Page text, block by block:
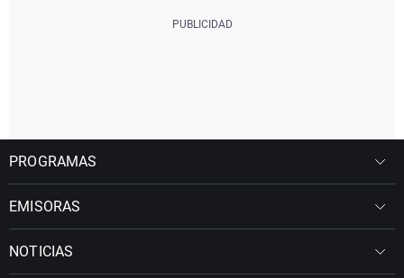
PROGRAMAS
EMISORAS
NOTICIAS